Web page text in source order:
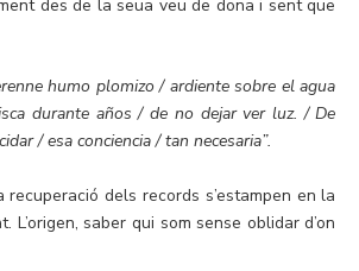
des de la seua veu de dona i sent que
humo plomizo / ardiente sobre el agua
durante años / de no dejar ver luz. / De
/ esa conciencia / tan necesaria”.
dels records s’estampen en la
saber qui som sense oblidar d’on